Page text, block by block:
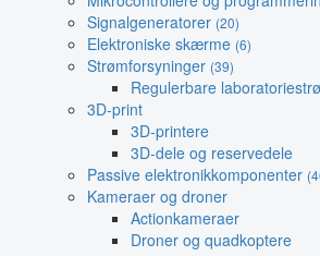
Signalgeneratorer (20)
Elektroniske skærme (6)
Strømforsyninger (39)
Regulerbare
3D-print
3D-printere
3D-dele og reservedele
Passive elektronikkomponenter
Kameraer og droner
Actionkameraer
Droner og quadkoptere